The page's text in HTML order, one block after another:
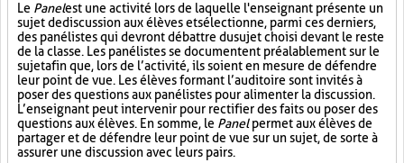
Le Panelest une activité lors de laquelle l'enseignant présente un
sujet de discussion aux élèves et sélectionne, parmi ces derniers,
des panélistes qui devront débattre du sujet choisi devant le reste
de la classe. Les panélistes se documentent préalablement sur le
sujet afin que, lors de l’activité, ils soient en mesure de défendre
leur point de vue. Les élèves formant l’auditoire sont invités à
poser des questions aux panélistes pour alimenter la discussion.
L’enseignant peut intervenir pour rectifier des faits ou poser des
questions aux élèves. En somme, le Panelpermet aux élèves de
partager et de défendre leur point de vue sur un sujet, de sorte à
assurer une discussion avec leurs pairs.